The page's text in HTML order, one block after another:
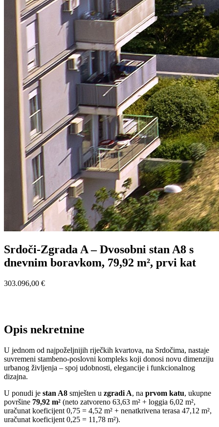
Srdoči-Zgrada A – Dvosobni stan A8 s
dnevnim boravkom, 79,92 m², prvi kat
303.096,00 €
Opis nekretnine
U jednom od najpoželjnijih riječkih kvartova, na Srdočima, nastaje
suvremeni stambeno-poslovni kompleks koji donosi novu dimenziju
urbanog življenja – spoj udobnosti, elegancije i funkcionalnog
dizajna.
U ponudi je stan A8 smješten u zgradi A, na prvom katu, ukupne
površine 79,92 m² (neto zatvoreno 63,63 m² + loggia 6,02 m²,
uračunat koeficijent 0,75 = 4,52 m² + nenatkrivena terasa 47,12 m²,
uračunat koeficijent 0,25 = 11,78 m²).